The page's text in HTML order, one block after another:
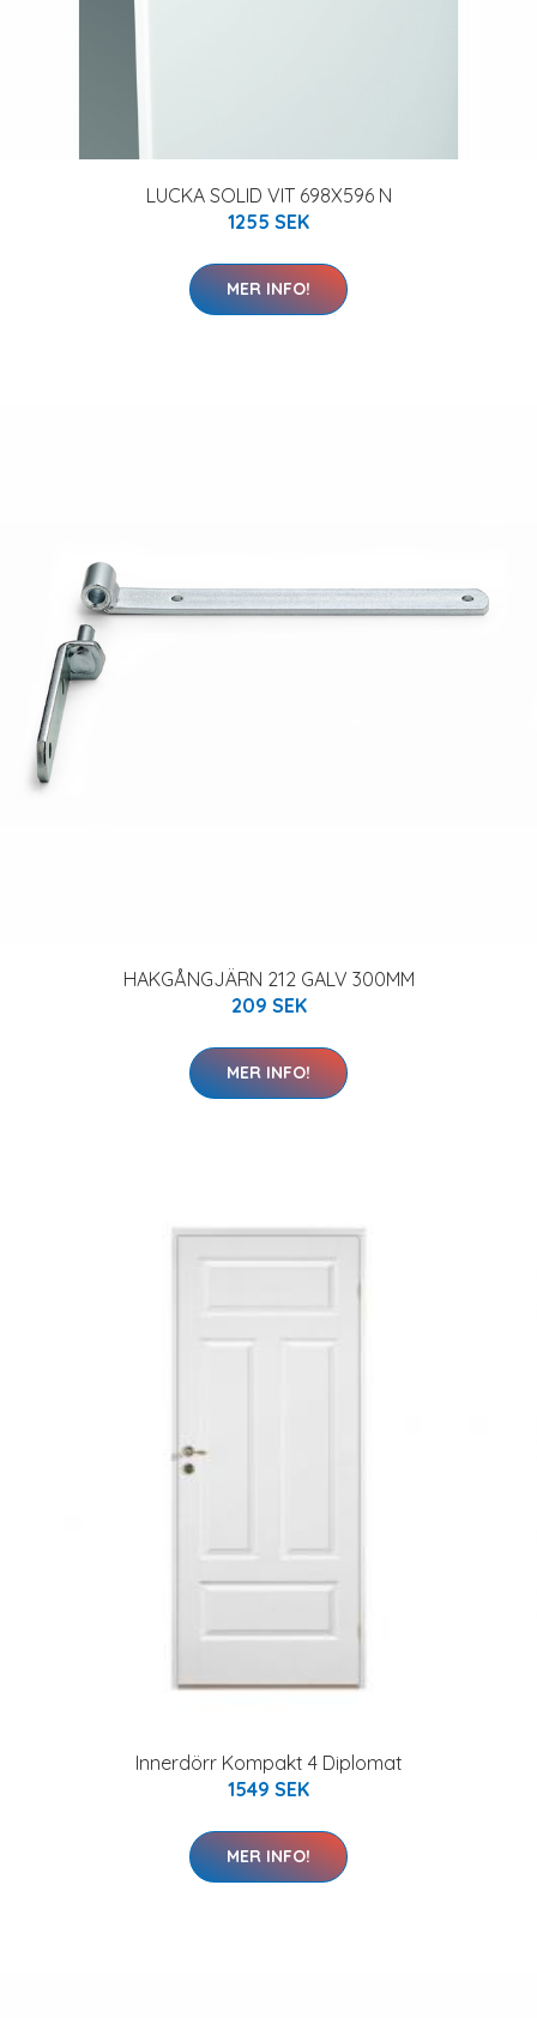
LUCKA SOLID VIT 698X596 N
1255 SEK
MER INFO!
HAKGÅNGJÄRN 212 GALV 300MM
209 SEK
MER INFO!
Innerdörr Kompakt 4 Diplomat
1549 SEK
MER INFO!